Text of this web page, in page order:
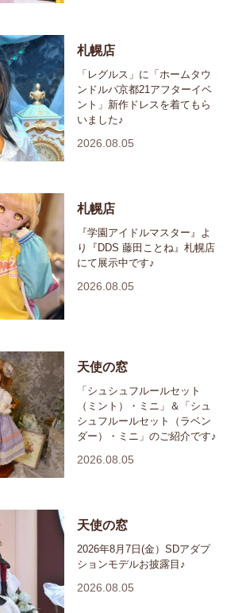
札幌店
「レグルス」に「ホームタウ
ンドルパ京都21アフターイベ
ント」新作ドレスを着てもら
いました♪
2026.08.05
札幌店
『学園アイドルマスター』よ
り『DDS 藤田ことね』札幌店
にて展示中です♪
2026.08.05
天使の窓
「シュシュフルールセット
（ミント）・ミニ」＆「シュ
シュフルールセット（ラベン
ダー）・ミニ」のご紹介です♪
2026.08.05
天使の窓
2026年8月7日(金）SDアダプ
ションモデルお披露目♪
2026.08.05